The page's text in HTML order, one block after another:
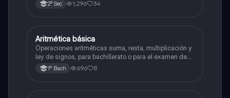
2º Sec 1,296 34
Matemáticas
Aritmética básica
Operaciones aritméticas suma, resta, multiplicación y
ley de signos, para bachillerato o para el examen de
admisión a la universidad
1º Bach 696 8